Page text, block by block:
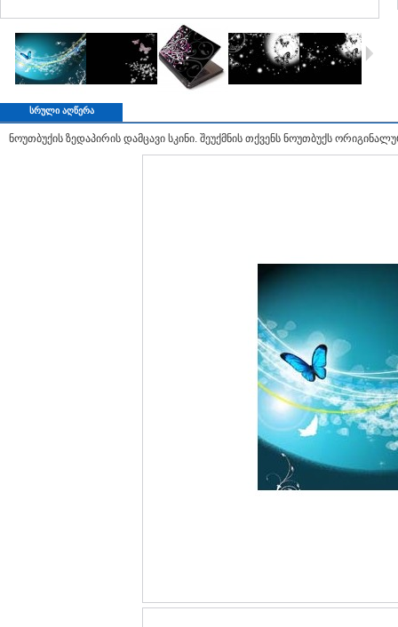
ᲡᲠᲣᲚᲘ ᲐᲦᲬᲔᲠᲐ
ნოუთბუქის ზედაპირის დამცავი სკინი. შეუქმნის თქვენს ნოუთბუქს